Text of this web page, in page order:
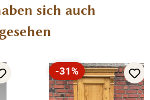
sich auch
Rabatt
-31%